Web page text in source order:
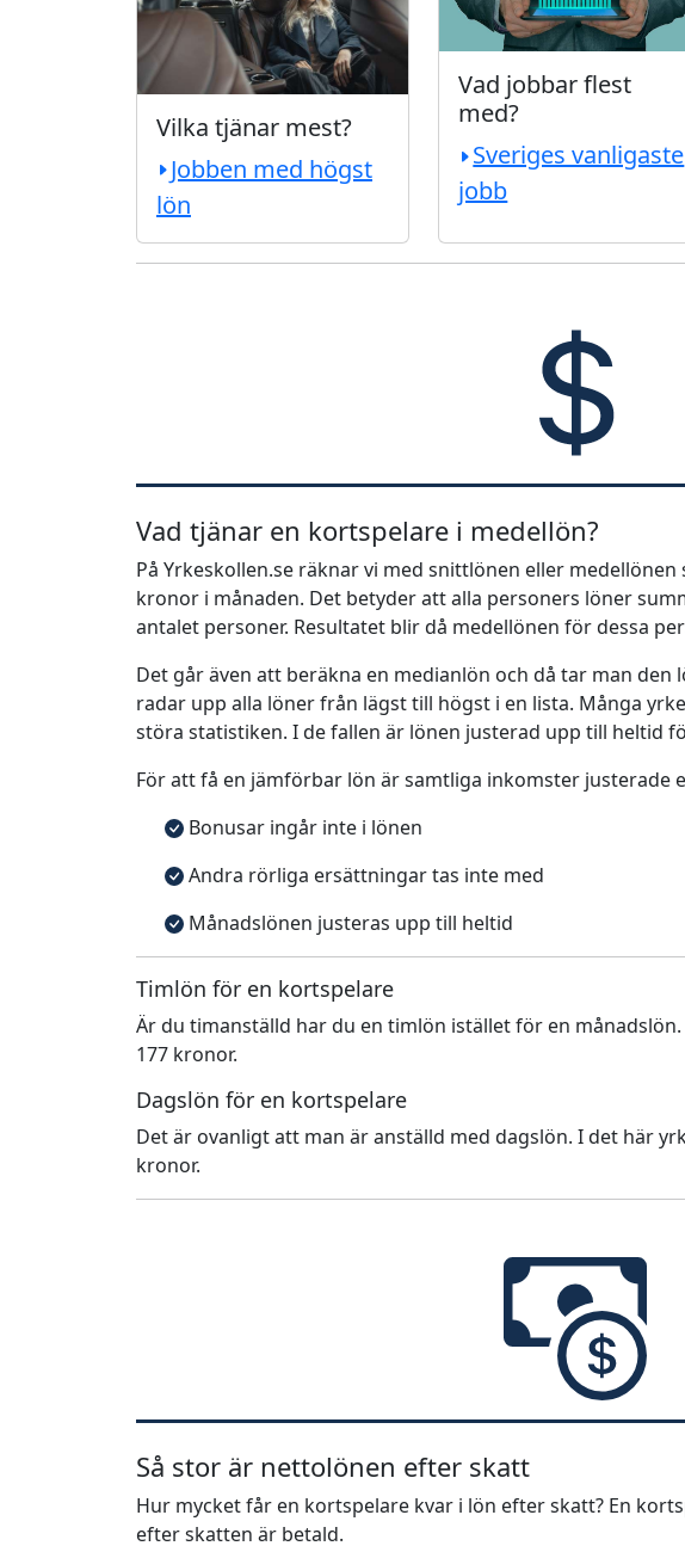
Vilka tjänar mest?
Jobben med högst
lön
Vad jobbar flest
med?
Sveriges vanligaste
jobb
Vad tjänar en kortspelare i medellön?
På Yrkeskollen.se räknar vi med snittlönen eller
kronor i månaden. Det betyder att alla personers löner
antalet personer. Resultatet blir då medellönen för dessa
Det går även att beräkna en medianlön och då tar man
radar upp alla löner från lägst till högst i en lista. Många
störa statistiken. I de fallen är lönen justerad upp till heltid
För att få en jämförbar lön är samtliga inkomster justerade
Bonusar ingår inte i lönen
Andra rörliga ersättningar tas inte med
Månadslönen justeras upp till heltid
Timlön för en kortspelare
Är du timanställd har du en timlön istället för en
177 kronor.
Dagslön för en kortspelare
Det är ovanligt att man är anställd med dagslön. I det här
kronor.
Så stor är nettolönen efter skatt
Hur mycket får en kortspelare kvar i lön efter skatt? En
efter skatten är betald.